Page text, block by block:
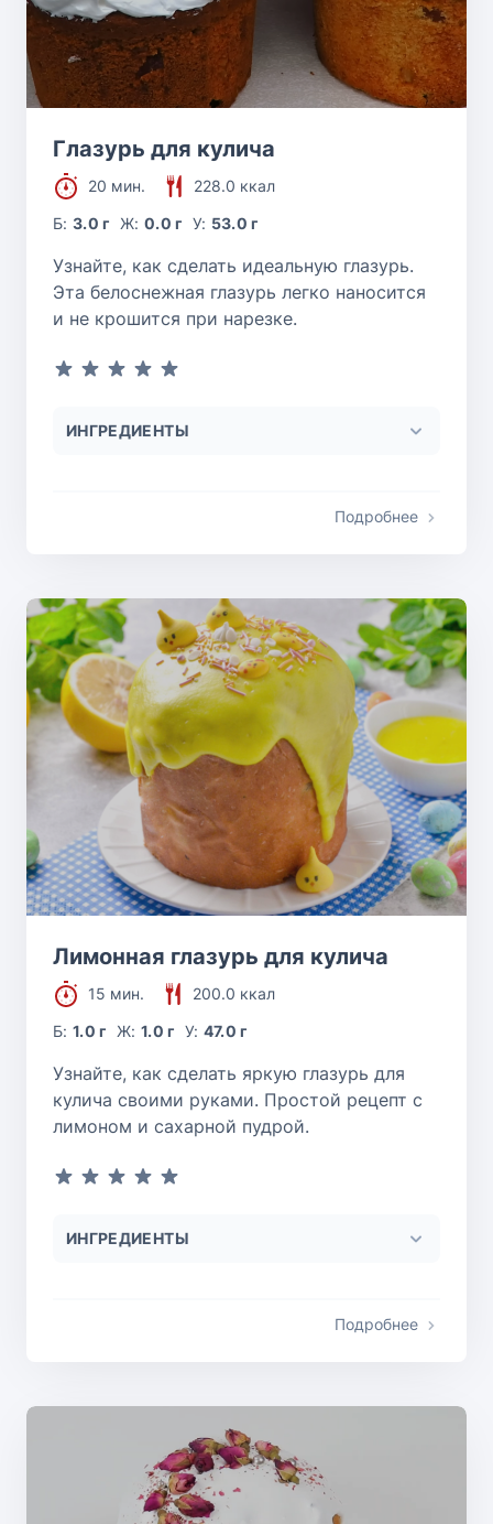
Глазурь для кулича
20 мин.
228.0 ккал
Б:3.0 г Ж: 0.0 г У: 53.0 г
Узнайте, как сделать идеальную глазурь.
Эта белоснежная глазурь легко наносится
и не крошится при нарезке.
ИНГРЕДИЕНТЫ
Подробнее
Лимонная глазурь для кулича
15 мин.
200.0 ккал
Б:1.0 г Ж: 1.0 г У: 47.0 г
Узнайте, как сделать яркую глазурь для
кулича своими руками. Простой рецепт с
лимоном и сахарной пудрой.
ИНГРЕДИЕНТЫ
Подробнее